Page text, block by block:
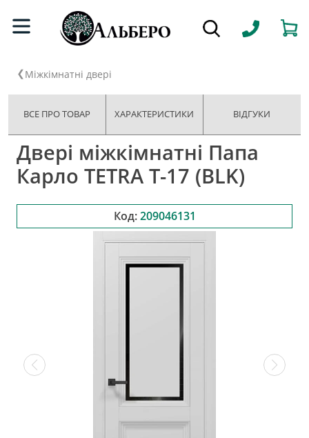
Міжкімнатні двері
ВСЕ ПРО ТОВАР ХАРАКТЕРИСТИКИ ВІДГУКИ
Двері міжкімнатні Папа
Карло TETRA Т-17 (BLK)
Код: 209046131